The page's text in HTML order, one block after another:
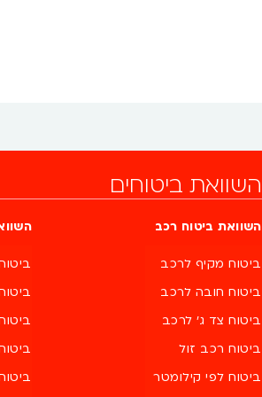
השוואת ביטוחים
השוואת ביטוח רכב
ביטוח מקיף לרכב
ביטוח חובה לרכב
ביטוח צד ג' לרכב
ביטוח רכב זול
ביטוח לפי קילומטר